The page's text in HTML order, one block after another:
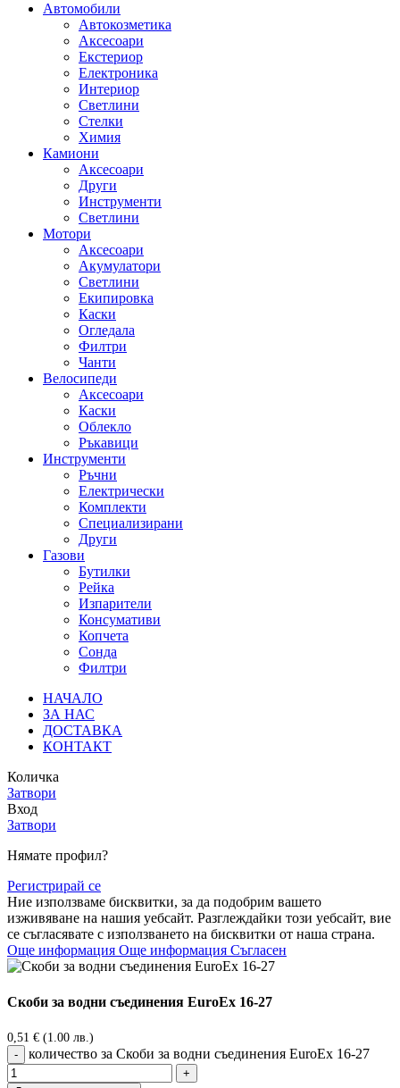
Автомобили
Автокозметика
Аксесоари
Екстериор
Електроника
Интериор
Светлини
Стелки
Химия
Камиони
Аксесоари
Други
Инструменти
Светлини
Мотори
Аксесоари
Акумулатори
Светлини
Екипировка
Каски
Огледала
Филтри
Чанти
Велосипеди
Аксесоари
Каски
Облекло
Ръкавици
Инструменти
Ръчни
Електрически
Комплекти
Специализирани
Други
Газови
Бутилки
Рейка
Изпарители
Консумативи
Копчета
Сонда
Филтри
НАЧАЛО
ЗА НАС
ДОСТАВКА
КОНТАКТ
Количка
Затвори
Вход
Затвори
Нямате профил?
Регистрирай се
Ние използваме бисквитки, за да подобрим вашето
изживяване на нашия уебсайт. Разглеждайки този уебсайт, вие
се съгласявате с използването на бисквитки от наша страна.
Още информация Още информация Съгласен
Скоби за водни съединения EuroEx 16-27
0,51 € (1.00 лв.)
количество за Скоби за водни съединения EuroEx 16-27